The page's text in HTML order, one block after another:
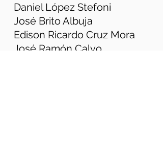
Daniel López Stefoni
José Brito Albuja
Edison Ricardo Cruz Mora
José Ramón Calvo